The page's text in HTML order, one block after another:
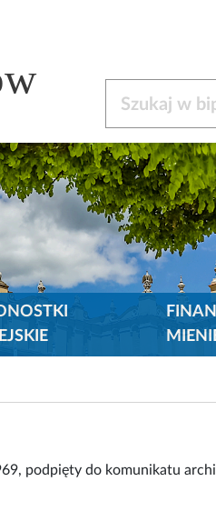
podpięty do komunikatu